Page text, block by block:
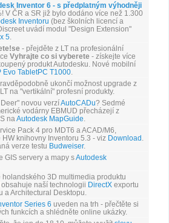
Inventor 6 - s předplatným výhodněji
V ČR a SR již bylo dodáno více než 1.300
Inventoru (bez školních licencí a
uvádí modul "Design Extension"
5
- přejděte z LT na profesionální
Vyhrajte co si vyberete - získejte více
produkt Autodesku. Nové mobilní
Evo TabletPC T1000
ukončí možnost upgrade z
na "vertikální" profesní produkty.
novou verzíAutoCADu? Sedmé
vodárny EBMUD přecházejí z
na Autodesk MapGuide
Pack 4 pro MDT6 a ACAD/M6,
HW knihovny Inventoru 5.3 - viz Download
verze testu Budweiser.
GIS servery a mapy sAutodesk
holandského 3D multimedia produktu
obsahuje naší technologii DirectX exportu
a Architectural Desktopu.
Series 6 uveden na trh - přečtěte si
funkcích a shlédněte online ukázky.